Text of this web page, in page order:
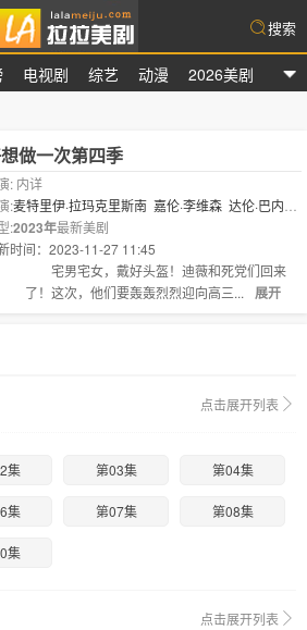
电视剧 综艺 动漫 2026美剧
搜索
做一次第四季
: 内详
:麦特里伊·拉玛克里斯南 嘉伦·李维森 达伦·巴内
迈克尔·西米诺 普娜·贾甘纳坦
芮查·..
:2023年最新美剧
时间：2023-11-27 11:45
宅男宅女，戴好头盔！迪薇和死党们回来
了！这次，他们要轰轰烈烈迎向高三...
展开
点击展开列表
集 第03集 第04集
集 第07集 第08集
集
点击展开列表